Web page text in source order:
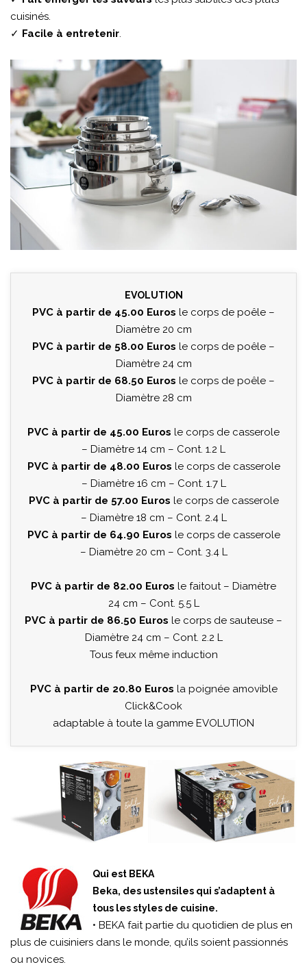
cuisinés.
✓ Facile à entretenir.
EVOLUTION
PVC à partir de 45.00 Euros le corps de poêle –
Diamètre 20 cm
PVC à partir de 58.00 Euros le corps de poêle –
Diamètre 24 cm
PVC à partir de 68.50 Euros le corps de poêle –
Diamètre 28 cm
PVC à partir de 45.00 Euros le corps de casserole
– Diamètre 14 cm – Cont. 1.2 L
PVC à partir de 48.00 Euros le corps de casserole
– Diamètre 16 cm – Cont. 1.7 L
PVC à partir de 57.00 Euros le corps de casserole
– Diamètre 18 cm – Cont. 2.4 L
PVC à partir de 64.90 Euros le corps de casserole
– Diamètre 20 cm – Cont. 3.4 L
PVC à partir de 82.00 Euros le faitout – Diamètre
24 cm – Cont. 5.5 L
PVC à partir de 86.50 Euros le corps de sauteuse –
Diamètre 24 cm – Cont. 2.2 L
Tous feux même induction
PVC à partir de 20.80 Euros la poignée amovible
Click&Cook
adaptable à toute la gamme EVOLUTION
Qui est BEKA
Beka, des ustensiles qui s’adaptent à
tous les styles de cuisine.
• BEKA fait partie du quotidien de plus en
plus de cuisiniers dans le monde, qu’ils soient passionnés
ou novices.